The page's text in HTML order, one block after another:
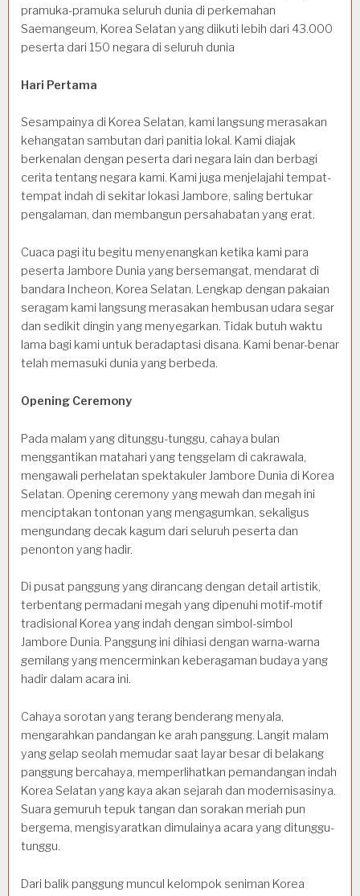
pramuka-pramuka seluruh dunia di perkemahan
Saemangeum, Korea Selatan yang diikuti lebih dari 43.000
peserta dari 150 negara di seluruh dunia
Hari Pertama
Sesampainya di Korea Selatan, kami langsung merasakan
kehangatan sambutan dari panitia lokal. Kami diajak
berkenalan dengan peserta dari negara lain dan berbagi
cerita tentang negara kami. Kami juga menjelajahi tempat-
tempat indah di sekitar lokasi Jambore, saling bertukar
pengalaman, dan membangun persahabatan yang erat.
Cuaca pagi itu begitu menyenangkan ketika kami para
peserta Jambore Dunia yang bersemangat, mendarat di
bandara Incheon, Korea Selatan. Lengkap dengan pakaian
seragam kami langsung merasakan hembusan udara segar
dan sedikit dingin yang menyegarkan. Tidak butuh waktu
lama bagi kami untuk beradaptasi disana. Kami benar-benar
telah memasuki dunia yang berbeda.
Opening Ceremony
Pada malam yang ditunggu-tunggu, cahaya bulan
menggantikan matahari yang tenggelam di cakrawala,
mengawali perhelatan spektakuler Jambore Dunia di Korea
Selatan. Opening ceremony yang mewah dan megah ini
menciptakan tontonan yang mengagumkan, sekaligus
mengundang decak kagum dari seluruh peserta dan
penonton yang hadir.
Di pusat panggung yang dirancang dengan detail artistik,
terbentang permadani megah yang dipenuhi motif-motif
tradisional Korea yang indah dengan simbol-simbol
Jambore Dunia. Panggung ini dihiasi dengan warna-warna
gemilang yang mencerminkan keberagaman budaya yang
hadir dalam acara ini.
Cahaya sorotan yang terang benderang menyala,
mengarahkan pandangan ke arah panggung. Langit malam
yang gelap seolah memudar saat layar besar di belakang
panggung bercahaya, memperlihatkan pemandangan indah
Korea Selatan yang kaya akan sejarah dan modernisasinya.
Suara gemuruh tepuk tangan dan sorakan meriah pun
bergema, mengisyaratkan dimulainya acara yang ditunggu-
tunggu.
Dari balik panggung muncul kelompok seniman Korea